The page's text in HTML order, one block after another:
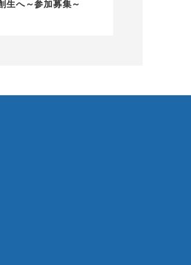
生へ～参加募集～